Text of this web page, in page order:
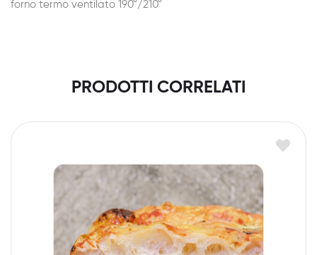
forno termo ventilato 190°/210°
PRODOTTI CORRELATI